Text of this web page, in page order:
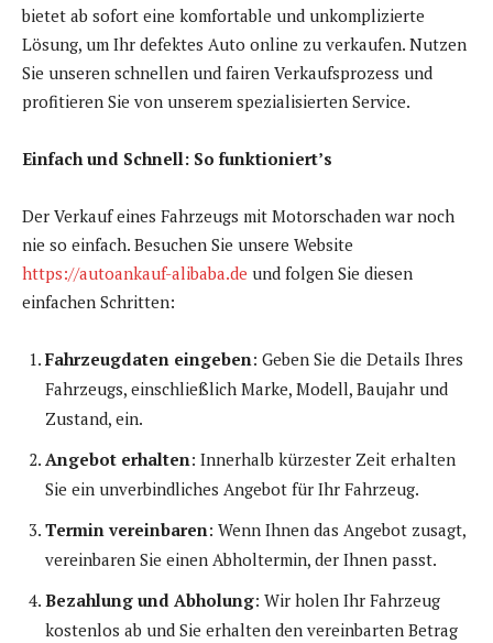
bietet ab sofort eine komfortable und unkomplizierte
Lösung, um Ihr defektes Auto online zu verkaufen. Nutzen
Sie unseren schnellen und fairen Verkaufsprozess und
profitieren Sie von unserem spezialisierten Service.
Einfach und Schnell: So funktioniert’s
Der Verkauf eines Fahrzeugs mit Motorschaden war noch
nie so einfach. Besuchen Sie unsere Website
https://autoankauf-alibaba.de und folgen Sie diesen
einfachen Schritten:
Fahrzeugdaten eingeben: Geben Sie die Details Ihres
Fahrzeugs, einschließlich Marke, Modell, Baujahr und
Zustand, ein.
Angebot erhalten: Innerhalb kürzester Zeit erhalten
Sie ein unverbindliches Angebot für Ihr Fahrzeug.
Termin vereinbaren: Wenn Ihnen das Angebot zusagt,
vereinbaren Sie einen Abholtermin, der Ihnen passt.
Bezahlung und Abholung: Wir holen Ihr Fahrzeug
kostenlos ab und Sie erhalten den vereinbarten Betrag